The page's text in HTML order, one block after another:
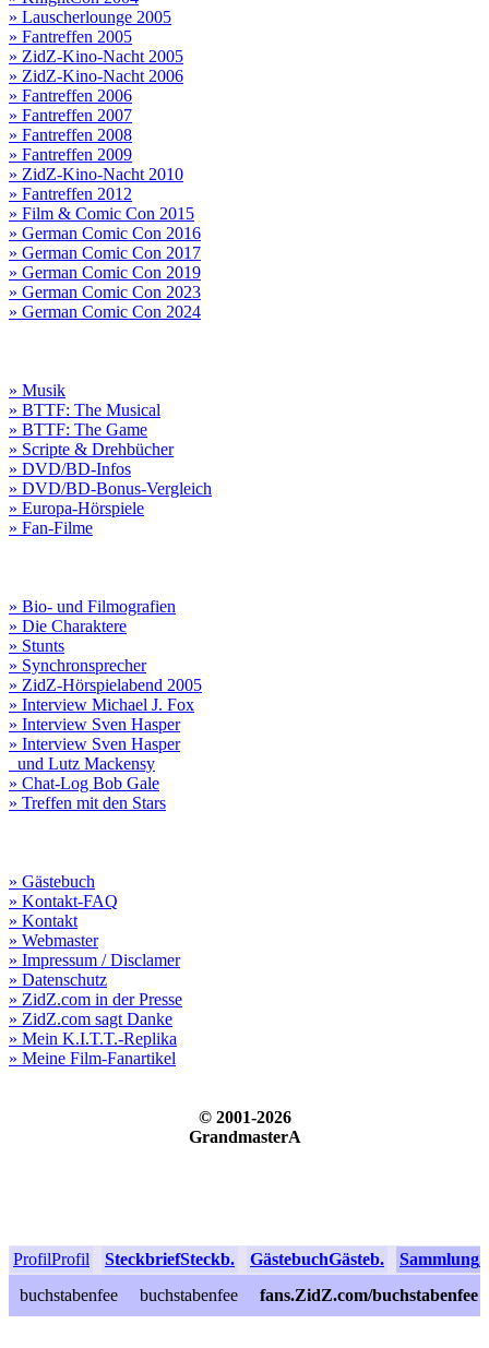
» Lauscherlounge 2005
» Fantreffen 2005
» ZidZ-Kino-Nacht 2005
» ZidZ-Kino-Nacht 2006
» Fantreffen 2006
» Fantreffen 2007
» Fantreffen 2008
» Fantreffen 2009
» ZidZ-Kino-Nacht 2010
» Fantreffen 2012
» Film & Comic Con 2015
» German Comic Con 2016
» German Comic Con 2017
» German Comic Con 2019
» German Comic Con 2023
» German Comic Con 2024
» Musik
» BTTF: The Musical
» BTTF: The Game
» Scripte & Drehbücher
» DVD/BD-Infos
» DVD/BD-Bonus-Vergleich
» Europa-Hörspiele
» Fan-Filme
» Bio- und Filmografien
» Die Charaktere
» Stunts
» Synchronsprecher
» ZidZ-Hörspielabend 2005
» Interview Michael J. Fox
» Interview Sven Hasper
» Interview Sven Hasper
und Lutz Mackensy
» Chat-Log Bob Gale
» Treffen mit den Stars
» Gästebuch
» Kontakt-FAQ
» Kontakt
» Webmaster
» Impressum / Disclamer
» Datenschutz
» ZidZ.com in der Presse
» ZidZ.com sagt Danke
» Mein K.I.T.T.-Replika
» Meine Film-Fanartikel
© 2001-2026
GrandmasterA
ProfilProfil SteckbriefSteckb. GästebuchGästeb. Sammlung
buchstabenfee
buchstabenfee fans.ZidZ.com/buchstabenfee